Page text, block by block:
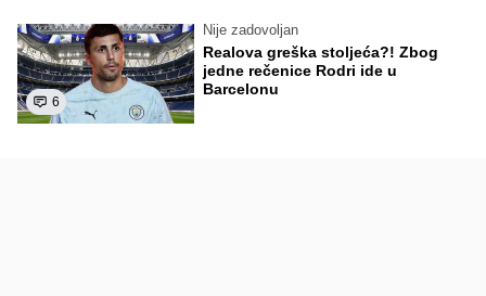
6
Nije zadovoljan
Realova greška stoljeća?! Zbog
jedne rečenice Rodri ide u
Barcelonu